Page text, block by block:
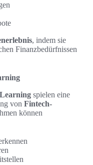
, indem sie
Finanzbedürfnissen
spielen eine
von Fintech-
können